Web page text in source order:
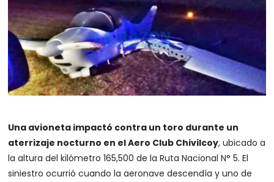
Una avioneta impactó contra un toro durante un
aterrizaje nocturno en el Aero Club Chivilcoy, ubicado a
la altura del kilómetro 165,500 de la Ruta Nacional N° 5. El
siniestro ocurrió cuando la aeronave descendía y uno de